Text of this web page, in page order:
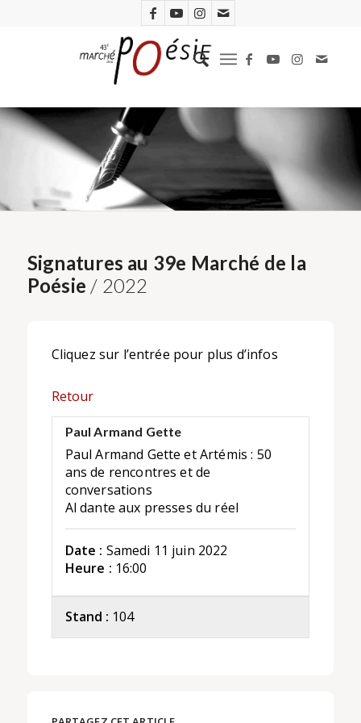
Signatures au 39e Marché de la
Poésie / 2022
Cliquez sur l’entrée pour plus d’infos
Retour
Paul Armand Gette
Paul Armand Gette et Artémis : 50
ans de rencontres et de
conversations
Al dante aux presses du réel
Date : Samedi 11 juin 2022
Heure : 16:00
Stand : 104